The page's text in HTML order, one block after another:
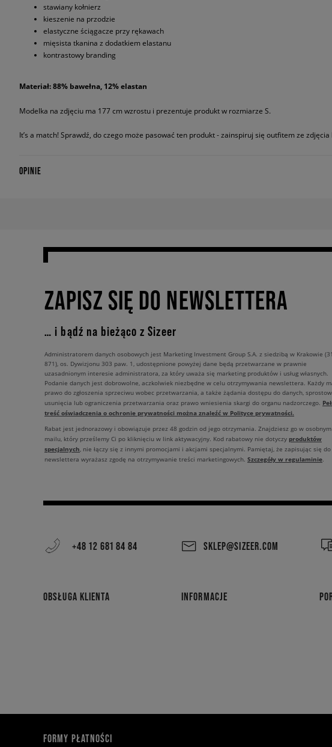
stawiany kołnierz
kieszenie na przodzie
elastyczne ściągacze przy rękawach
mięsista tkanina z dodatkiem elastanu
kontrastowy branding
Materiał: 88% bawełna, 12% elastan
Modelka na zdjęciu ma 177 cm wzrostu i prezentuje produkt w rozmiarze S.
It’s a match! Sprawdź, do czego może pasować ten produkt - zainspiruj się outfitem ze
OPINIE
ZAPISZ SIĘ DO NEWSLETTERA
… i bądź na bieżąco z Sizeer
Administratorem danych osobowych jest Marketing Investment Group S.A. z siedzibą w Krakowie
871), os. Dywizjonu 303 paw. 1, udostępnione powyżej dane będą przetwarzane w prawnie
uzasadnionym interesie administratora, za który uważa się marketing produktów i usług własnych.
Podanie danych jest dobrowolne, aczkolwiek niezbędne w celu otrzymywania newslettera. Każdy
prawo do zgłoszenia sprzeciwu wobec przetwarzania, a także żądania dostępu do danych,
usunięcia lub ograniczenia przetwarzania oraz prawo wniesienia skargi do organu nadzorczego.
treść oświadczenia o ochronie prywatności można znaleźć w Polityce prywatności.
Rabat jest jednorazowy i obowiązuje przez 48 godzin od jego otrzymania. Znajdziesz go w osobnym
mailu, który prześlemy Ci po kliknięciu w link aktywacyjny. Kod rabatowy nie dotyczy produktów
specjalnych, nie łączy się z innymi promocjami i akcjami specjalnymi. Pamiętaj, że zapisując się do
newslettera wyrażasz zgodę na otrzymywanie treści marketingowych. Szczegóły w regulaminie.
+48 12 681 84 84 SKLEP@SIZEER.COM
OBSŁUGA KLIENTA INFORMACJE
FORMY PŁATNOŚCI